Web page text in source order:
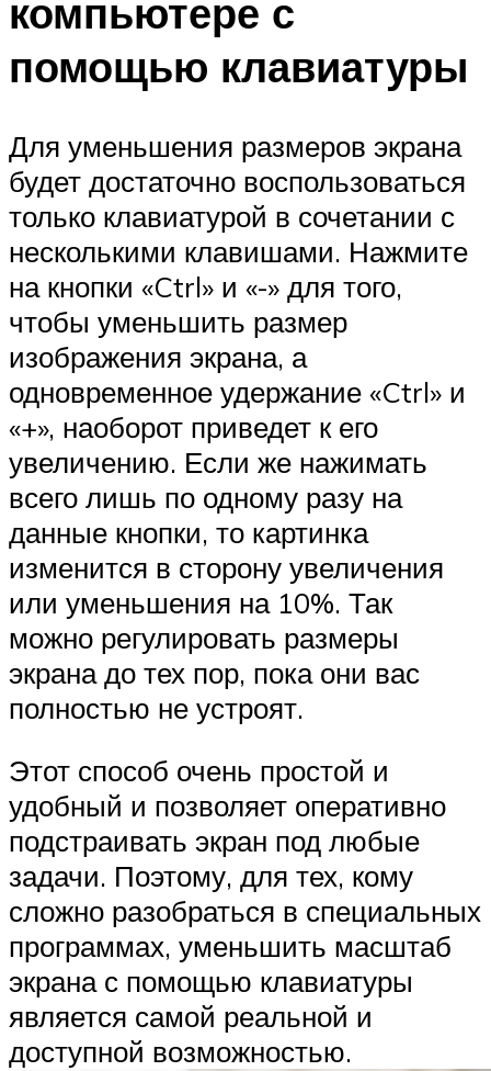
компьютере с
помощью клавиатуры
Для уменьшения размеров экрана
будет достаточно воспользоваться
только клавиатурой в сочетании с
несколькими клавишами. Нажмите
на кнопки «Ctrl» и «-» для того,
чтобы уменьшить размер
изображения экрана, а
одновременное удержание «Ctrl» и
«+», наоборот приведет к его
увеличению. Если же нажимать
всего лишь по одному разу на
данные кнопки, то картинка
изменится в сторону увеличения
или уменьшения на 10%. Так
можно регулировать размеры
экрана до тех пор, пока они вас
полностью не устроят.
Этот способ очень простой и
удобный и позволяет оперативно
подстраивать экран под любые
задачи. Поэтому, для тех, кому
сложно разобраться в специальных
программах, уменьшить масштаб
экрана с помощью клавиатуры
является самой реальной и
доступной возможностью.